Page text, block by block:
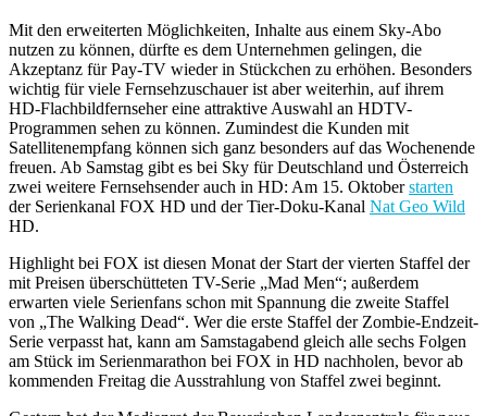
Mit den erweiterten Möglichkeiten, Inhalte aus einem Sky-Abo
nutzen zu können, dürfte es dem Unternehmen gelingen, die
Akzeptanz für Pay-TV wieder in Stückchen zu erhöhen. Besonders
wichtig für viele Fernsehzuschauer ist aber weiterhin, auf ihrem
HD-Flachbildfernseher eine attraktive Auswahl an HDTV-
Programmen sehen zu können. Zumindest die Kunden mit
Satellitenempfang können sich ganz besonders auf das Wochenende
freuen. Ab Samstag gibt es bei Sky für Deutschland und Österreich
zwei weitere Fernsehsender auch in HD: Am 15. Oktoberstarten
der Serienkanal FOX HD und der Tier-Doku-Kanal Nat Geo Wild
HD.
Highlight bei FOX ist diesen Monat der Start der vierten Staffel der
mit Preisen überschütteten TV-Serie „Mad Men“; außerdem
erwarten viele Serienfans schon mit Spannung die zweite Staffel
von „The Walking Dead“. Wer die erste Staffel der Zombie-Endzeit-
Serie verpasst hat, kann am Samstagabend gleich alle sechs Folgen
am Stück im Serienmarathon bei FOX in HD nachholen, bevor ab
kommenden Freitag die Ausstrahlung von Staffel zwei beginnt.